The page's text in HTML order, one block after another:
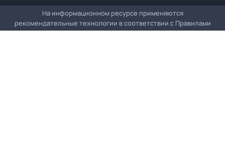
На информационном ресурсе применяются
рекомендательные технологии в соответствии с Правилами